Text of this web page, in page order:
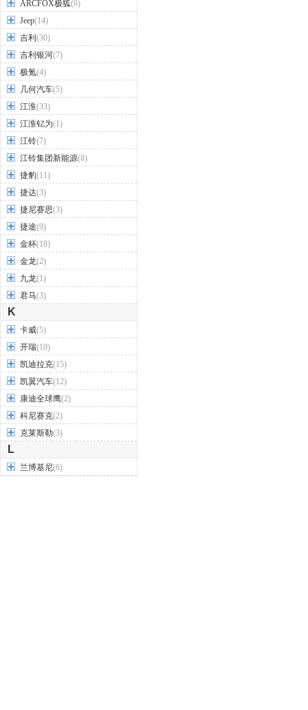
ARCFOX极狐(6)
Jeep(14)
吉利 (30)
吉利银河(7)
极氪(4)
几何汽车(5)
江淮(33)
江淮钇为(1)
江铃(7)
江铃集团新能源(8)
捷豹(11)
捷达(3)
捷尼赛思(3)
捷途(9)
金杯(18)
金龙(2)
九龙(1)
君马(3)
K
卡威(5)
开瑞(10)
凯迪拉克(15)
凯翼汽车(12)
康迪全球鹰(2)
科尼赛克(2)
克莱斯勒(3)
L
兰博基尼(6)